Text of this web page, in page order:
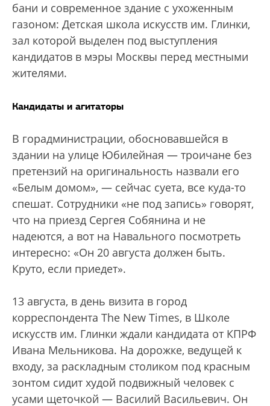
бани и современное здание с ухоженным
газоном: Детская школа искусств им. Глинки,
зал которой выделен под выступления
кандидатов в мэры Москвы перед местными
жителями.
Кандидаты и агитаторы
В горадминистрации, обосновавшейся в
здании на улице Юбилейная — троичане без
претензий на оригинальность назвали его
«Белым домом», — сейчас суета, все куда-то
спешат. Сотрудники «не под запись» говорят,
что на приезд Сергея Собянина и не
надеются, а вот на Навального посмотреть
интересно: «Он 20 августа должен быть.
Круто, если приедет».
13 августа, в день визита в город
корреспондента The New Times, в Школе
искусств им. Глинки ждали кандидата от КПРФ
Ивана Мельникова. На дорожке, ведущей к
входу, за раскладным столиком под красным
зонтом сидит худой подвижный человек с
усами щеточкой — Василий Васильевич. Он